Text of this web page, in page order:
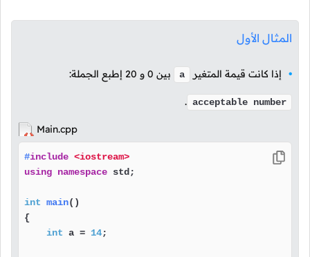
المثال الأول
إذا كانت قيمة المتغير a بين 0 و 20 إطبع الجملة:
acceptable number
.
Main.cpp
#include <iostream>
using namespace std;
int main()
{
int a = 14;